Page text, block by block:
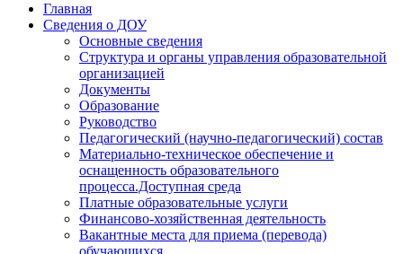
Главная
Сведения о ДОУ
Основные сведения
Структура и органы управления образовательной
организацией
Документы
Образование
Руководство
Педагогический (научно-педагогический) состав
Материально-техническое обеспечение и
оснащенность образовательного
процесса.Доступная среда
Платные образовательные услуги
Финансово-хозяйственная деятельность
Вакантные места для приема (перевода)
обучающихся